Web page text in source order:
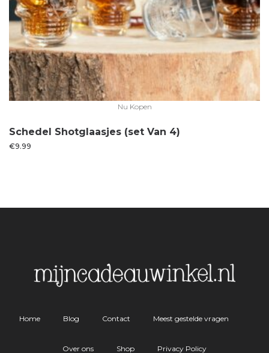
Nu Kopen
Schedel Shotglaasjes (set Van 4)
€9.99
Home Blog Contact Meest gestelde vragen
Over ons Shop Privacy Policy